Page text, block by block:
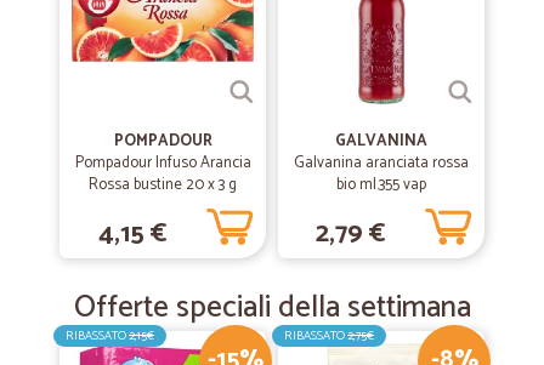
POMPADOUR
Pompadour Infuso Arancia
Rossa bustine 20 x 3 g
4,15 €
GALVANINA
Galvanina aranciata rossa
bio ml.355 vap
2,79 €
Offerte speciali della settimana
RIBASSATO2,15€ RIBASSATO2,75€